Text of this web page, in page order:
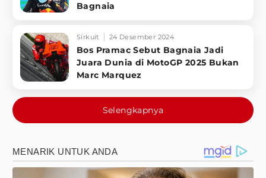
Bagnaia
Sirkuit 24 Desember 2024
Bos Pramac Sebut Bagnaia Jadi
Juara Dunia di MotoGP 2025 Bukan
Marc Marquez
Selengkapnya